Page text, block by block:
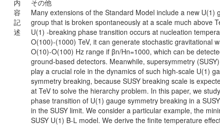
内
容
記
述
その他
Many extensions of the Standard Model include a new U(1)
group that is broken spontaneously at a scale much above
U(1) -breaking phase transition occurs at nucleation
O(100)-(1000) TeV, it can generate stochastic gravitational
O(10)-O(100) Hz range if βn/Hn=1000, which can be
ground-based detectors. Meanwhile, supersymmetry
play a crucial role in the dynamics of such high-scale U(1)
symmetry breaking, because SUSY breaking scale is
at TeV to solve the hierarchy problem. In this paper, we
phase transition of U(1) gauge symmetry breaking in a
in the SUSY limit. We consider a particular example, the
SUSY U(1) B-L model. We derive the finite temperature